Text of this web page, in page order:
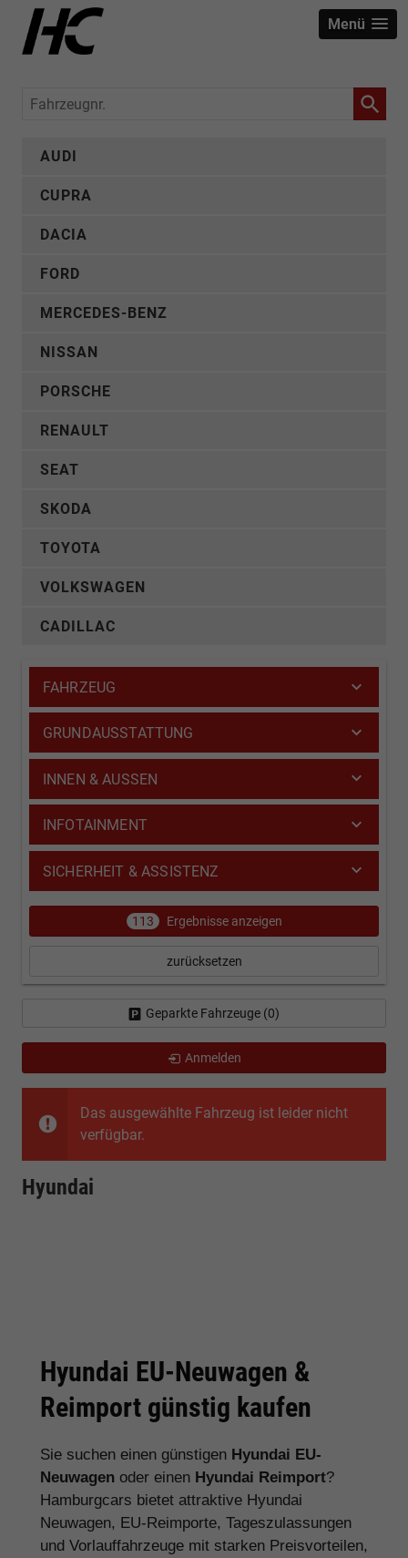
Menü
Das ausgewählte Fahrzeug ist leider nicht
verfügbar.
Hyundai
Hyundai EU-Neuwagen &
Reimport günstig kaufen
Sie suchen einen günstigen Hyundai EU-
Neuwagen oder einen Hyundai Reimport?
Hamburgcars bietet attraktive Hyundai
Neuwagen, EU-Reimporte, Tageszulassungen
und Vorlauffahrzeuge mit starken Preisvorteilen,
Fahrzeugnr.
AUDI
CUPRA
DACIA
FORD
MERCEDES-BENZ
NISSAN
PORSCHE
RENAULT
SEAT
SKODA
TOYOTA
VOLKSWAGEN
CADILLAC
FAHRZEUG
GRUNDAUSSTATTUNG
INNEN & AUSSEN
INFOTAINMENT
SICHERHEIT & ASSISTENZ
113 Ergebnisse anzeigen
zurücksetzen
Geparkte Fahrzeuge (0)
Anmelden